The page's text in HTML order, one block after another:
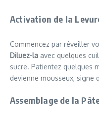
Activation de la
Commencez par réveiller
Diluez-la avec quelques
sucre. Patientez quelques
devienne mousseux, signe
Assemblage de la